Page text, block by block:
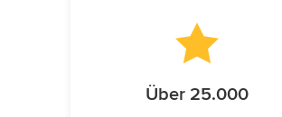
Über 25.000